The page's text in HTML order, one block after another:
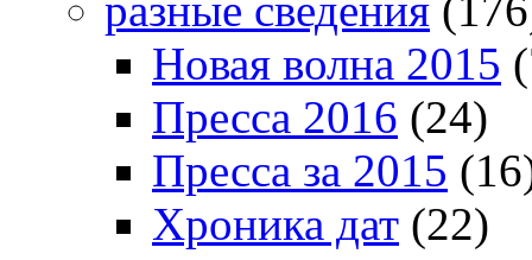
Новая волна 2015
Пресса 2016 (24)
Пресса за 2015
Хроника дат (22)